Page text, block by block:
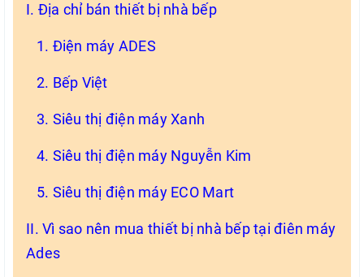
I. Địa chỉ bán thiết bị nhà bếp
1. Điện máy ADES
2. Bếp Việt
3. Siêu thị điện máy Xanh
4. Siêu thị điện máy Nguyễn Kim
5. Siêu thị điện máy ECO Mart
II. Vì sao nên mua thiết bị nhà bếp tại điên máy
Ades